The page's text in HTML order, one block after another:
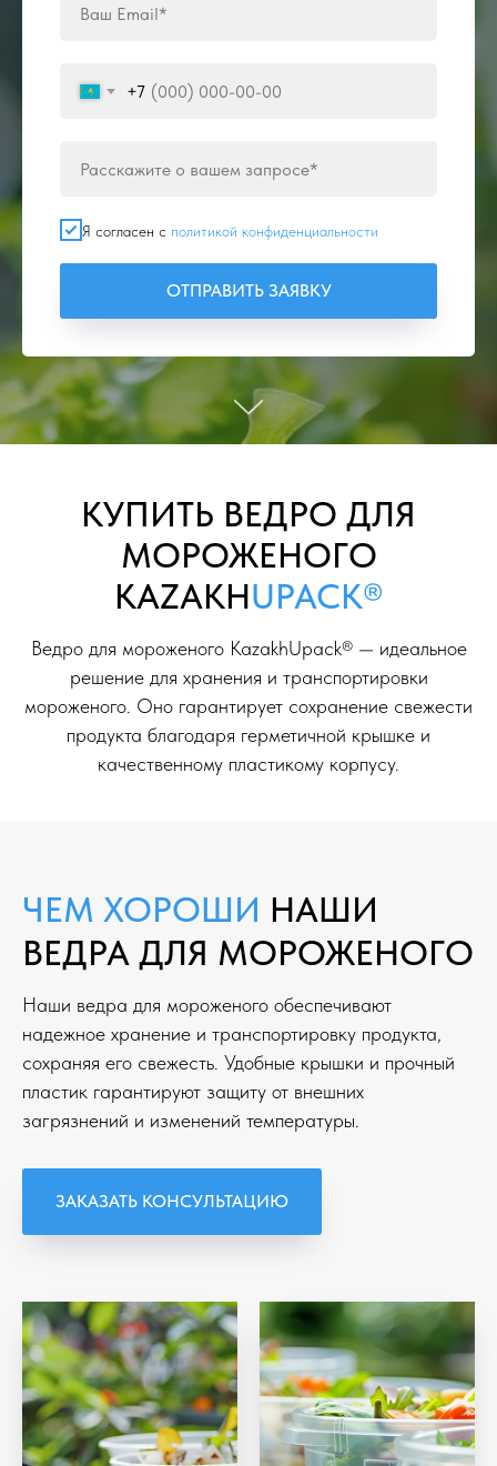
+7
Я согласен с политикой конфиденциальности
ОТПРАВИТЬ ЗАЯВКУ
КУПИТЬ ВЕДРО ДЛЯ
МОРОЖЕНОГО
KAZAKHUPACK®
Ведро для мороженого KazakhUpack® — идеальное
решение для хранения и транспортировки
мороженого. Оно гарантирует сохранение свежести
продукта благодаря герметичной крышке и
качественному пластикому корпусу.
ЧЕМ ХОРОШИ НАШИ
ВЕДРА ДЛЯ МОРОЖЕНОГО
Наши ведра для мороженого обеспечивают
надежное хранение и транспортировку продукта,
сохраняя его свежесть. Удобные крышки и прочный
пластик гарантируют защиту от внешних
загрязнений и изменений температуры.
ЗАКАЗАТЬ КОНСУЛЬТАЦИЮ